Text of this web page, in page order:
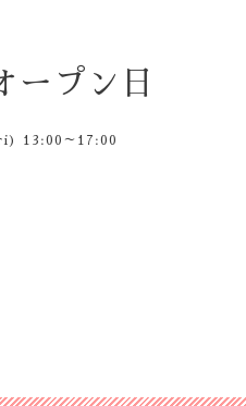
ープン日
13:00～17:00